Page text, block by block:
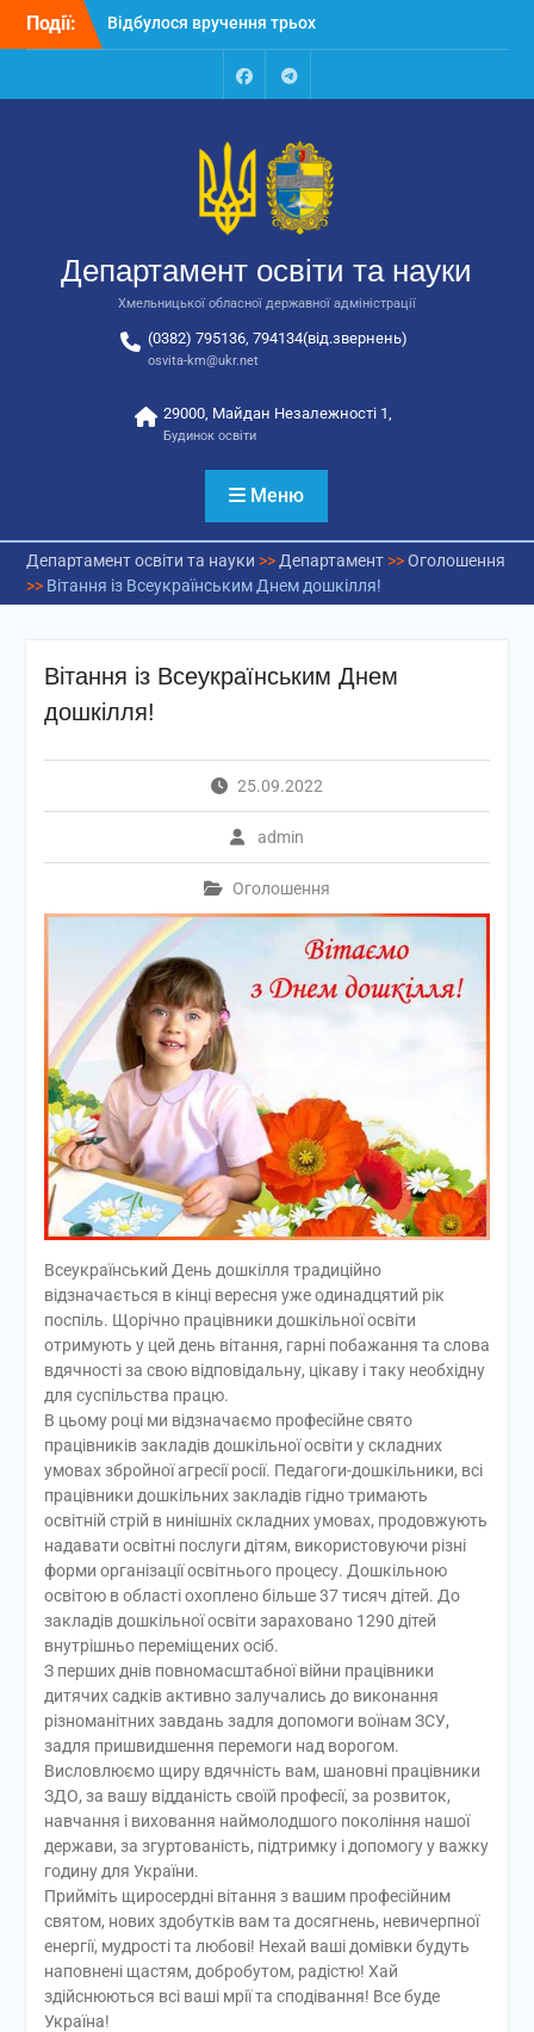
Перейти
Події:
Відбулося вручення трьох
автобусів для потреб
Відбулося засідання
освіти та науки обласної
державної адміністрації
Відбулась обласна
національно-патріотичне
виховання
FacebookTalegram
Департамент освіти та науки
Хмельницької обласної державної адміністрації
(0382) 795136, 794134(від.звернень)
osvita-km@ukr.net
29000, Майдан Незалежності 1,
Будинок освіти
Меню
Департамент освіти та науки >> Департамент>>Оголошення
>> Вітання із Всеукраїнським Днем дошкілля!
Вітання із Всеукраїнським Днем
дошкілля!
25.09.2022
admin
Оголошення
Всеукраїнський День дошкілля традиційно
відзначається в кінці вересня уже одинадцятий рік
поспіль. Щорічно працівники дошкільної освіти
отримують у цей день вітання, гарні побажання та слова
вдячності за свою відповідальну, цікаву і таку необхідну
для суспільства працю.
В цьому році ми відзначаємо професійне свято
працівників закладів дошкільної освіти у складних
умовах збройної агресії росії. Педагоги-дошкільники, всі
працівники дошкільних закладів гідно тримають
освітній стрій в нинішніх складних умовах, продовжують
надавати освітні послуги дітям, використовуючи різні
форми організації освітнього процесу. Дошкільною
освітою в області охоплено більше 37 тисяч дітей. До
закладів дошкільної освіти зараховано 1290 дітей
внутрішньо переміщених осіб.
З перших днів повномасштабної війни працівники
дитячих садків активно залучались до виконання
різноманітних завдань задля допомоги воїнам ЗСУ,
задля пришвидшення перемоги над ворогом.
Висловлюємо щиру вдячність вам, шановні працівники
ЗДО, за вашу відданість своїй професії, за розвиток,
навчання і виховання наймолодшого покоління нашої
держави, за згуртованість, підтримку і допомогу у важку
годину для України.
Прийміть щиросердні вітання з вашим професійним
святом, нових здобутків вам та досягнень, невичерпної
енергії, мудрості та любові! Нехай ваші домівки будуть
наповнені щастям, добробутом, радістю! Хай
здійснюються всі ваші мрії та сподівання! Все буде
Україна!